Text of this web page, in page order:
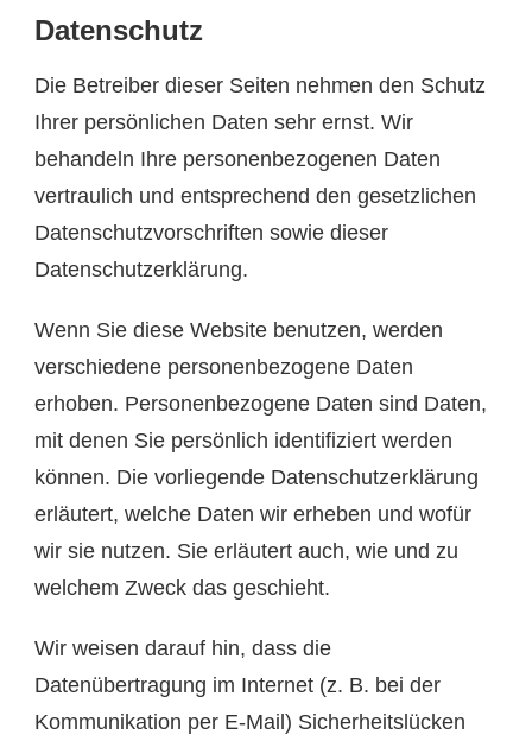
Datenschutz
Die Betreiber dieser Seiten nehmen den Schutz
Ihrer persönlichen Daten sehr ernst. Wir
behandeln Ihre personenbezogenen Daten
vertraulich und entsprechend den gesetzlichen
Datenschutzvorschriften sowie dieser
Datenschutzerklärung.
Wenn Sie diese Website benutzen, werden
verschiedene personenbezogene Daten
erhoben. Personenbezogene Daten sind Daten,
mit denen Sie persönlich identifiziert werden
können. Die vorliegende Datenschutzerklärung
erläutert, welche Daten wir erheben und wofür
wir sie nutzen. Sie erläutert auch, wie und zu
welchem Zweck das geschieht.
Wir weisen darauf hin, dass die
Datenübertragung im Internet (z. B. bei der
Kommunikation per E-Mail) Sicherheitslücken